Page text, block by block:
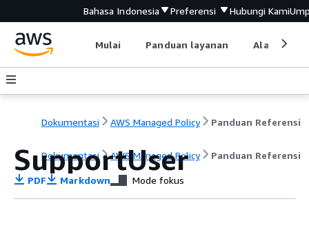
Bahasa Indonesia Preferensi Hubungi Kami
Mulai Panduan layanan Alat
Dokumentasi AWS Managed Policy Panduan Referensi
Dokumentasi AWS Managed Policy Panduan Referensi
SupportUser
PDF Markdown Mode fokus